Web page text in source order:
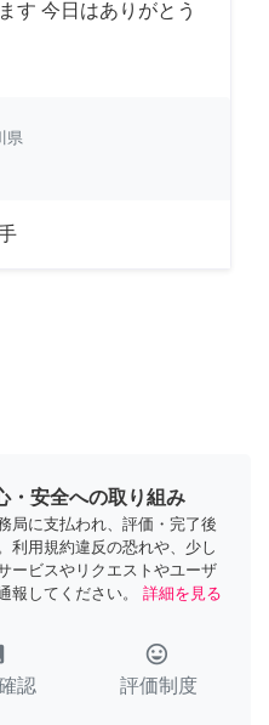
す 今日はありがとう
県
・安全への取り組み
局に支払われ、評価・完了後
利用規約違反の恐れや、少し
ービスやリクエストやユーザ
報してください。
詳細を見る
認
tag_faces
評価制度